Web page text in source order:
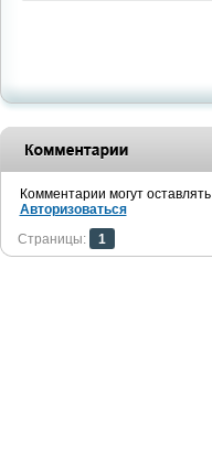
Комментарии могут
Авторизоваться
Страницы:
1